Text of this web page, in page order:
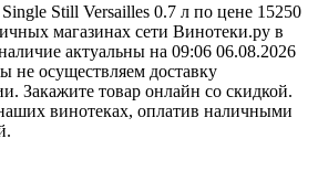
Still Versailles 0.7 л по цене 15250
магазинах сети Винотеки.ру в
актуальны на 09:06 06.08.2026
не осуществляем доставку
Закажите товар онлайн со скидкой.
винотеках, оплатив наличными